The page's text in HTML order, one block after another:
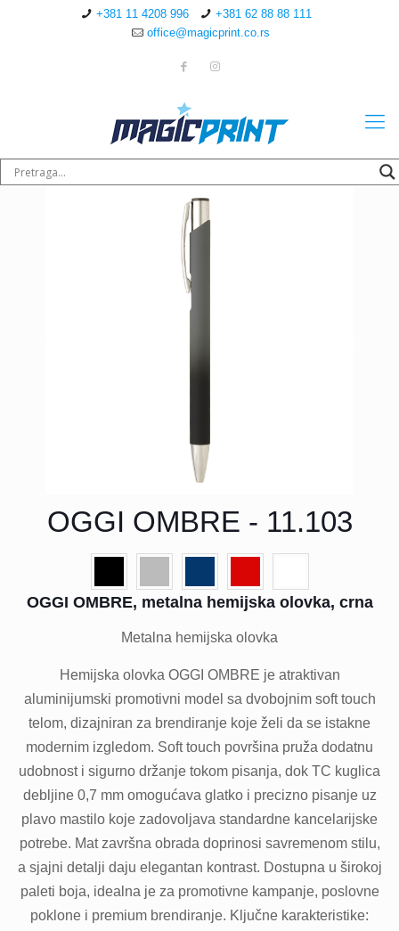
+381 11 4208 996
+381 62 88 88 111
office@magicprint.co.rs
OGGI OMBRE - 11.103
OGGI OMBRE, metalna hemijska olovka, crna
Metalna hemijska olovka
Hemijska olovka OGGI OMBRE je atraktivan
aluminijumski promotivni model sa dvobojnim soft touch
telom, dizajniran za brendiranje koje želi da se istakne
modernim izgledom. Soft touch površina pruža dodatnu
udobnost i sigurno držanje tokom pisanja, dok TC kuglica
debljine 0,7 mm omogućava glatko i precizno pisanje uz
plavo mastilo koje zadovoljava standardne kancelarijske
potrebe. Mat završna obrada doprinosi savremenom stilu,
a sjajni detalji daju elegantan kontrast. Dostupna u širokoj
paleti boja, idealna je za promotivne kampanje, poslovne
poklone i premium brendiranje. Ključne karakteristike: